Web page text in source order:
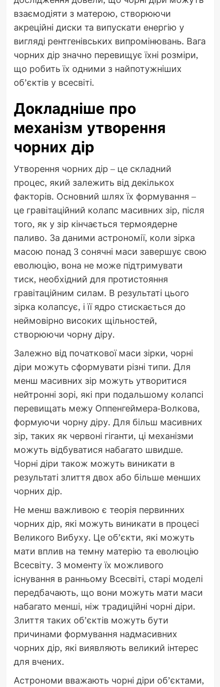
взаємодіяти з матерою, створюючи
акреційні диски та випускати енергію у
вигляді рентгенівських випромінювань. Вага
чорних дір значно перевищує їхні розміри,
що робить їх одними з найпотужніших
об’єктів у всесвіті.
Докладніше про
механізм утворення
чорних дір
Утворення чорних дір – це складний
процес, який залежить від декількох
факторів. Основний шлях їх формування –
це гравітаційний колапс масивних зір, після
того, як у зір кінчається термоядерне
паливо. За даними астрономії, коли зірка
масою понад 3 сонячні маси завершує свою
еволюцію, вона не може підтримувати
тиск, необхідний для протистояння
гравітаційним силам. В результаті цього
зірка колапсує, і її ядро стискається до
неймовірно високих щільностей,
створюючи чорну діру.
Залежно від початкової маси зірки, чорні
діри можуть сформувати різні типи. Для
менш масивних зір можуть утворитися
нейтронні зорі, які при подальшому колапсі
перевищать межу Оппенгеймера-Волкова,
формуючи чорну діру. Для більш масивних
зір, таких як червоні гіганти, ці механізми
можуть відбуватися набагато швидше.
Чорні діри також можуть виникати в
результаті злиття двох або більше менших
чорних дір.
Не менш важливою є теорія первинних
чорних дір, які можуть виникати в процесі
Великого Вибуху. Це об’єкти, які можуть
мати вплив на темну матерію та еволюцію
Всесвіту. З моменту їх можливого
існування в ранньому Всесвіті, старі моделі
передбачають, що вони можуть мати маси
набагато менші, ніж традиційні чорні діри.
Злиття таких об’єктів можуть бути
причинами формування надмасивних
чорних дір, які виявляють великий інтерес
для вчених.
Астрономи вважають чорні діри об’єктами,